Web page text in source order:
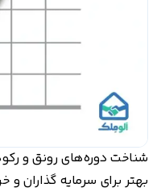
شناخت دوره‌های رونق و
بهتر برای سرمایه گذاران